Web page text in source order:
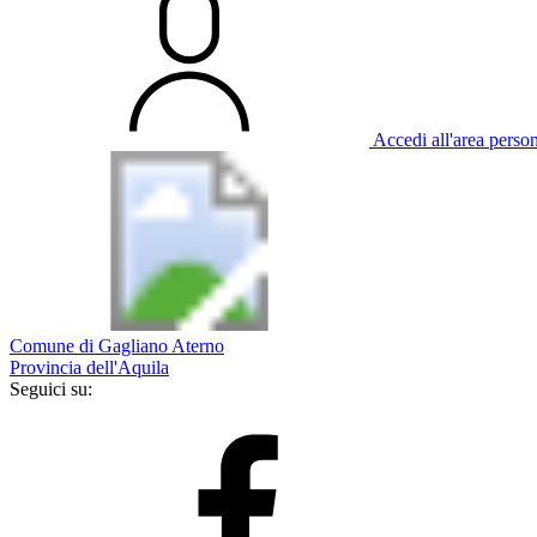
Accedi all'area
Comune di Gagliano Aterno
Provincia dell'Aquila
Seguici su: